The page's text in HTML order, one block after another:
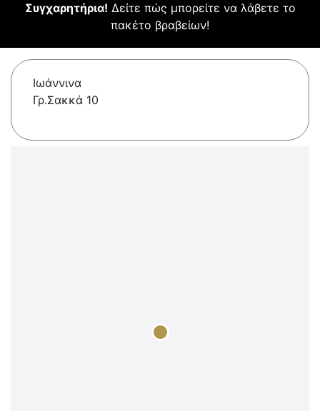
Συγχαρητήρια! Δείτε πώς μπορείτε να λάβετε το
πακέτο βραβείων!
Ιωάννινα
Γρ.Σακκά 10